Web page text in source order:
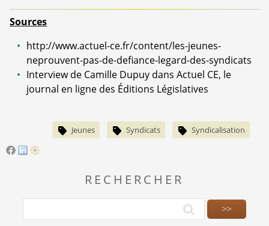
Sources
http://www.actuel-ce.fr/content/les-jeunes-
neprouvent-pas-de-defiance-legard-des-syndicats
Interview de Camille Dupuy dans Actuel CE, le
journal en ligne des Éditions Législatives
Jeunes Syndicats Syndicalisation
RECHERCHER